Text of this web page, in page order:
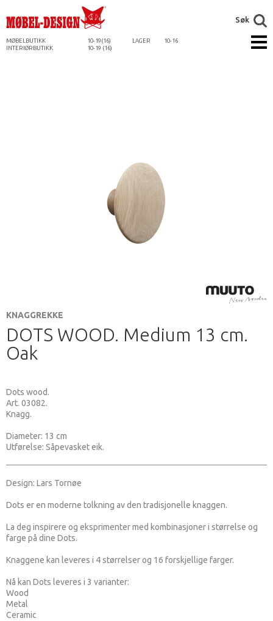
MØBELBUTIKK 10-19(16) LAGER
10-16
INTERIØRBUTIKK
10-19 (16)
Søk
KNAGGREKKE
DOTS WOOD. Medium 13 cm.
Oak
Dots wood.
Art. 03082.
Knagg.
Diameter: 13 cm
Utførelse: Såpevasket eik.
Design: Lars Tornøe
Dots er en moderne tolkning av den tradisjonelle knaggen.
La deg inspirere og eksprimenter med kombinasjoner i størrelse og
farge på dine Dots.
Knaggene kan leveres i 4 størrelser og 16 forskjellige farger.
Nå kan Dots leveres i 3 varianter:
Wood
Metal
Ceramic